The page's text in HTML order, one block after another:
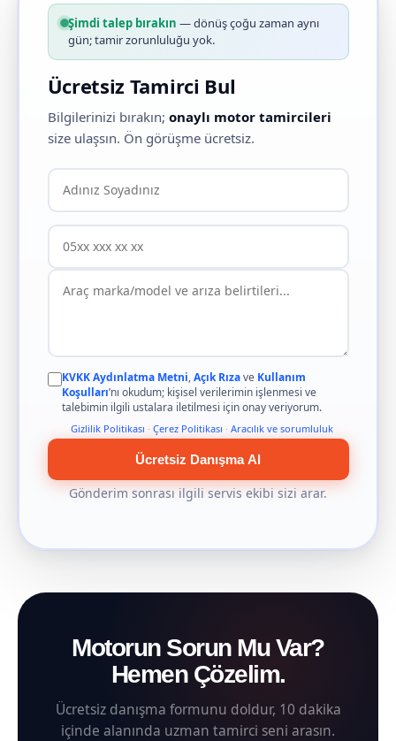
Şimdi talep bırakın — dönüş çoğu zaman aynı
gün; tamir zorunluluğu yok.
Ücretsiz Tamirci Bul
Bilgilerinizi bırakın; onaylı motor tamircileri
size ulaşsın. Ön görüşme ücretsiz.
KVKK Aydınlatma Metni,Açık Rızave Kullanım
Koşulları’nı okudum; kişisel verilerimin işlenmesi ve
talebimin ilgili ustalara iletilmesi için onay veriyorum.
Gizlilik Politikası · Çerez Politikası · Aracılık ve sorumluluk
Ücretsiz Danışma Al
Gönderim sonrası ilgili servis ekibi sizi arar.
Motorun Sorun Mu Var?
Hemen Çözelim.
Ücretsiz danışma formunu doldur, 10 dakika
içinde alanında uzman tamirci seni arasın.